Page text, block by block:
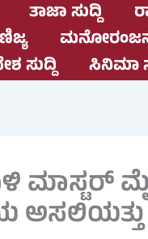
ತಾಜಾ ಸುದ್ದಿ
ಸುದ್ದಿ
ಸಿನಿಮಾ
ಮಾಸ್ಟರ್